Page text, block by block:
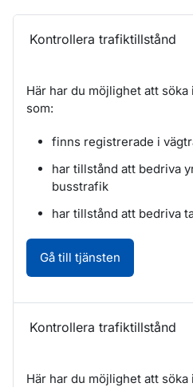
Kontrollera trafiktillstånd
Här har du möjlighet att
som:
finns registrerade i
har tillstånd att bedriva
busstrafik
har tillstånd att bedriva
Gå till tjänsten
Kontrollera trafiktillstånd
Här har du möjlighet att